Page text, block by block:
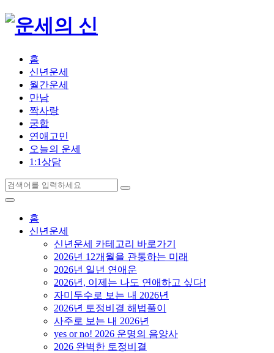
홈
신년운세
월간운세
만남
짝사랑
궁합
연애고민
오늘의 운세
1:1상담
홈
신년운세
신년운세 카테고리 바로가기
2026년 12개월을 관통하는 미래
2026년 일년 연애운
2026년, 이제는 나도 연애하고 싶다!
자미두수로 보는 내 2026년
2026년 토정비결 해법풀이
사주로 보는 내 2026년
yes or no! 2026 운명의 음양사
2026 완벽한 토정비결